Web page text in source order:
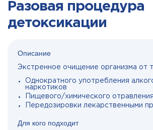
Разовая процедура
детоксикации
Описание
Экстренное очищение организма от
Однократного употребления
наркотиков
Пищевого/химического отравления
Передозировки лекарственными
Для кого подходит